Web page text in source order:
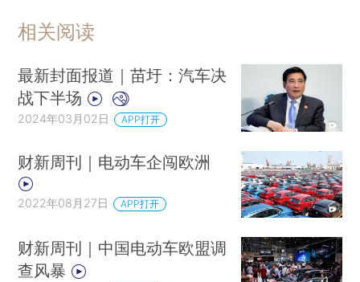
相关阅读
最新封面报道｜苗圩：汽车决
战下半场
2024年03月02日 APP打开
财新周刊｜电动车企闯欧洲
2022年08月27日 APP打开
财新周刊｜中国电动车欧盟调
查风暴